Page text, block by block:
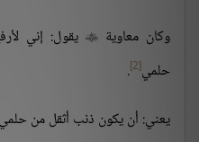
وكان معاوية  يقول: إني
حلمي[2]
.
يعني: أن يكون ذنب أثقل من